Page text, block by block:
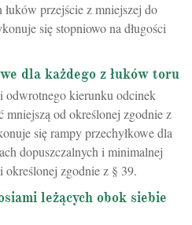
przejście z mniejszej do
się stopniowo na długości
dla każdego z łuków toru
odwrotnego kierunku odcinek
mniejszą od określonej zgodnie z
się rampy przechyłkowe dla
dopuszczalnych i minimalnej
zgodnie z § 39.
leżących obok siebie